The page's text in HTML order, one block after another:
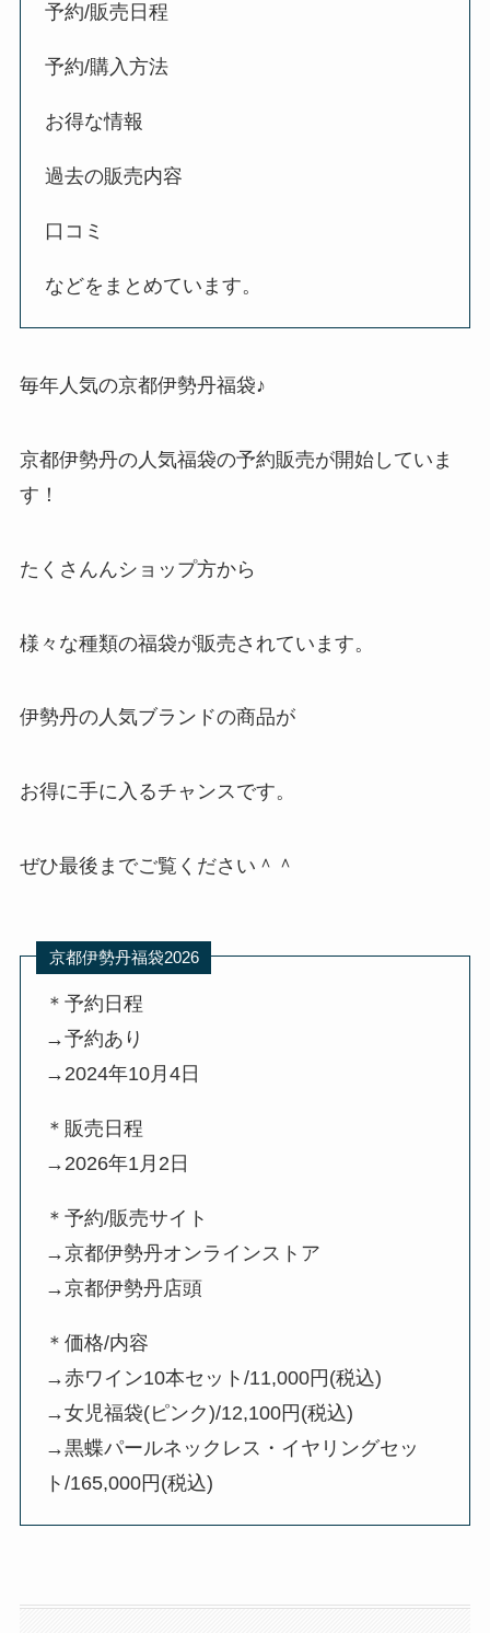
予約/販売日程
予約/購入方法
お得な情報
過去の販売内容
口コミ
などをまとめています。
毎年人気の京都伊勢丹福袋♪
京都伊勢丹の人気福袋の予約販売が開始していま
す！
たくさんんショップ方から
様々な種類の福袋が販売されています。
伊勢丹の人気ブランドの商品が
お得に手に入るチャンスです。
ぜひ最後までご覧ください＾＾
京都伊勢丹福袋2026
＊予約日程
→予約あり
→2024年10月4日
＊販売日程
→2026年1月2日
＊予約/販売サイト
→京都伊勢丹オンラインストア
→京都伊勢丹店頭
＊価格/内容
→赤ワイン10本セット/11,000円(税込)
→女児福袋(ピンク)/12,100円(税込)
→黒蝶パールネックレス・イヤリングセッ
ト/165,000円(税込)